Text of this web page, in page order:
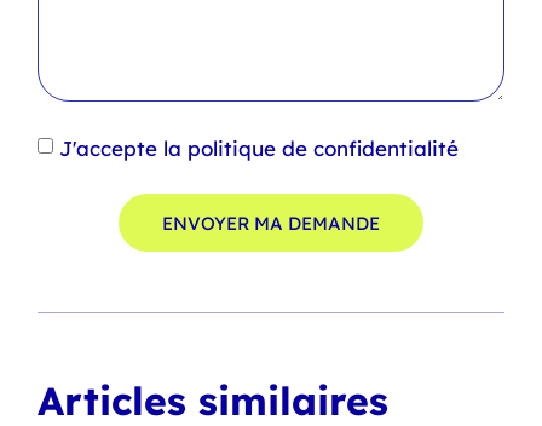
J'accepte la politique de confidentialité
ENVOYER MA DEMANDE
Articles similaires